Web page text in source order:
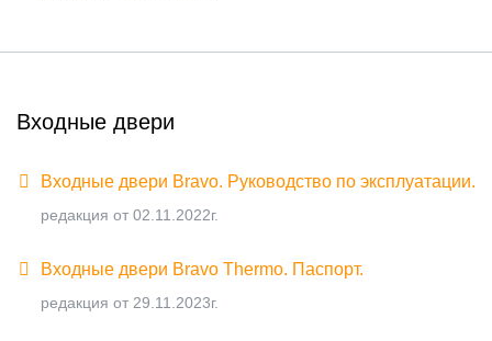
Входные двери
Входные двери Bravo. Руководство по эксплуатации.
редакция от 02.11.2022г.
Входные двери Bravo Thermo. Паспорт.
редакция от 29.11.2023г.